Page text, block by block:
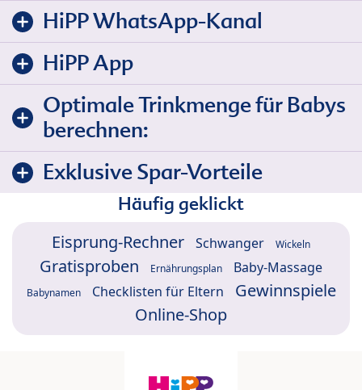
HiPP WhatsApp-Kanal
HiPP App
Optimale Trinkmenge für Babys
berechnen:
Exklusive Spar-Vorteile
Häufig geklickt
Eisprung-Rechner Schwanger Wickeln
Gratisproben Ernährungsplan Baby-Massage
Babynamen Checklisten für Eltern
Gewinnspiele
Online-Shop